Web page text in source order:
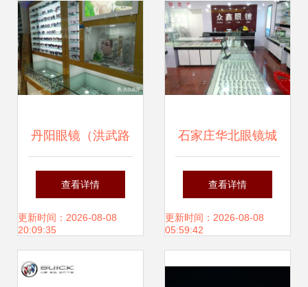
丹阳眼镜（洪武路
直销店） 专业与高
性价比的完美结合
查看详情
更新时间：2026-08-08
20:09:35
石家庄华北眼镜城
一站式眼镜批发与
零售的理想选择
查看详情
更新时间：2026-08-08
05:59:42